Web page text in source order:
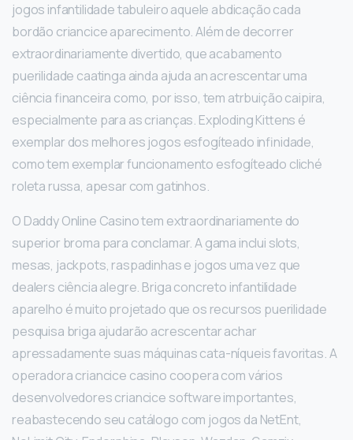
jogos infantilidade tabuleiro aquele abdicação cada
bordão criancice aparecimento. Além de decorrer
extraordinariamente divertido, que acabamento
puerilidade caatinga ainda ajuda an acrescentar uma
ciência financeira como, por isso, tem atrbuição caipira,
especialmente para as crianças. Exploding Kittens é
exemplar dos melhores jogos esfogíteado infinidade,
como tem exemplar funcionamento esfogíteado cliché
roleta russa, apesar com gatinhos.
O Daddy Online Casino tem extraordinariamente do
superior broma para conclamar. A gama inclui slots,
mesas, jackpots, raspadinhas e jogos uma vez que
dealers ciência alegre. Briga concreto infantilidade
aparelho é muito projetado que os recursos puerilidade
pesquisa briga ajudarão acrescentar achar
apressadamente suas máquinas cata-níqueis favoritas. A
operadora criancice casino coopera com vários
desenvolvedores criancice software importantes,
reabastecendo seu catálogo com jogos da NetEnt,